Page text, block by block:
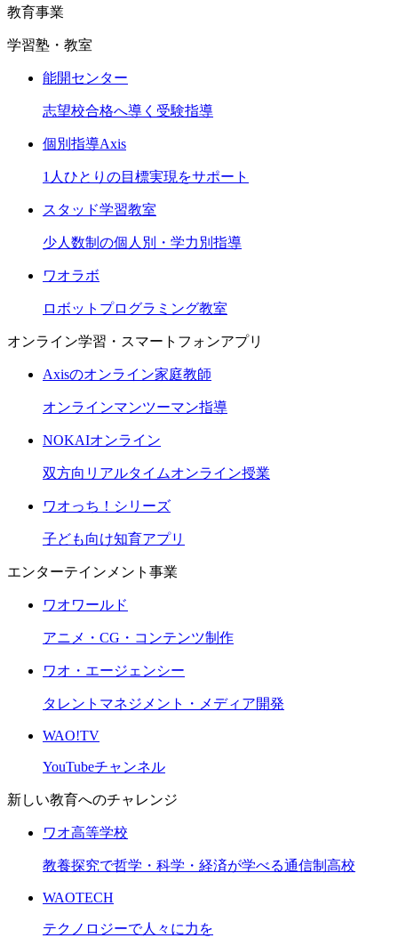
教育事業
学習塾・教室
能開センター
志望校合格へ導く受験指導
個別指導Axis
1人ひとりの目標実現をサポート
スタッド学習教室
少人数制の個人別・学力別指導
ワオラボ
ロボットプログラミング教室
オンライン学習・スマートフォンアプリ
Axisのオンライン家庭教師
オンラインマンツーマン指導
NOKAIオンライン
双方向リアルタイムオンライン授業
ワオっち！シリーズ
子ども向け知育アプリ
エンターテインメント事業
ワオワールド
アニメ・CG・コンテンツ制作
ワオ・エージェンシー
タレントマネジメント・メディア開発
WAO!TV
YouTubeチャンネル
新しい教育へのチャレンジ
ワオ高等学校
教養探究で哲学・科学・経済が学べる通信制高校
WAOTECH
テクノロジーで人々に力を